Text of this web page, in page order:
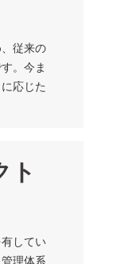
従来の
。今ま
応じた
ト
してい
理体系